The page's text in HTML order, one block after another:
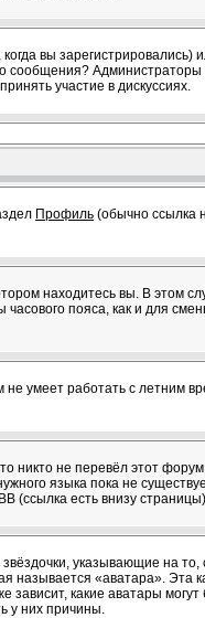
вы зарегистрировались)
сообщения? Администраторы
участие в дискуссиях.
Профиль (обычно ссылка
находитесь вы. В этом
часового пояса, как и для
умеет работать с летним
никто не перевёл этот
языка пока не
(ссылка есть внизу страницы)
указывающие на
называется «аватара». Эта
зависит, какие аватары
у них причины.